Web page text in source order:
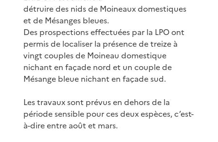
détruire des nids de Moineaux domestiques
et de Mésanges bleues.
Des prospections effectuées par la LPO ont
permis de localiser la présence de treize à
vingt couples de Moineau domestique
nichant en façade nord et un couple de
Mésange bleue nichant en façade sud.
Les travaux sont prévus en dehors de la
période sensible pour ces deux espèces, c’est-
à-dire entre août et mars.